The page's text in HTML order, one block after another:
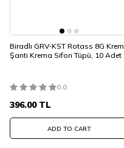
Biradlı GRV-KST Rotass 8G Krem
Şanti Krema Sifon Tüpü, 10 Adet
0.0
396.00TL
ADD TO CART